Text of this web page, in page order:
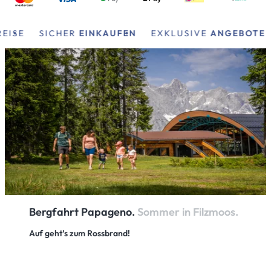
SICHEREINKAUFEN EXKLUSIVEANGEBOTE
Bergfahrt Papageno. Sommer in Filzmoos.
Auf geht’s zum Rossbrand!